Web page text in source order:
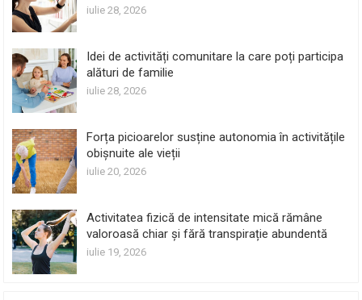
iulie 28, 2026
Idei de activități comunitare la care poți participa
alături de familie
iulie 28, 2026
Forța picioarelor susține autonomia în activitățile
obișnuite ale vieții
iulie 20, 2026
Activitatea fizică de intensitate mică rămâne
valoroasă chiar și fără transpirație abundentă
iulie 19, 2026